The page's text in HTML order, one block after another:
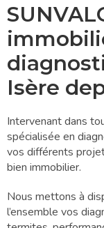
Isère
Intervenant dans
spécialisée en
vos différents
bien immobilier.
Nous mettons à
l’ensemble vos